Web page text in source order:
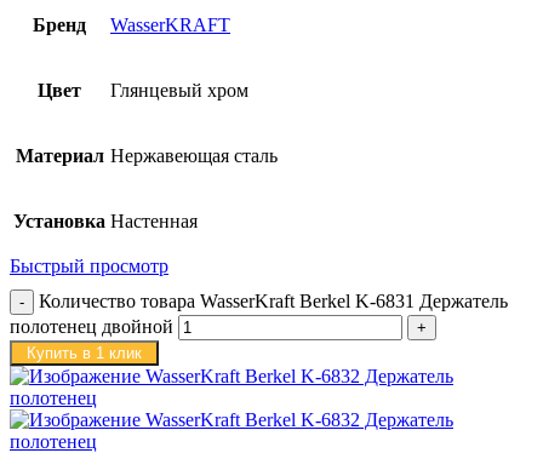
Бренд WasserKRAFT
Цвет Глянцевый хром
Материал Нержавеющая сталь
Установка Настенная
Быстрый просмотр
Количество товара WasserKraft Berkel K-6831 Держатель
полотенец двойной
Купить в 1 клик